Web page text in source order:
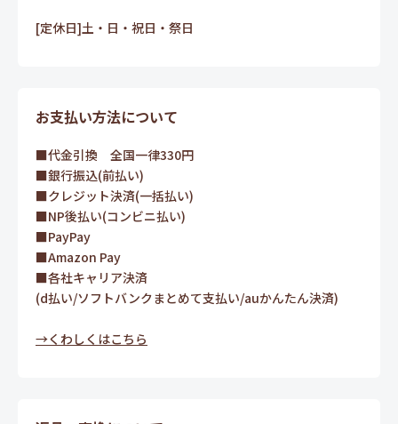
[定休日]土・日・祝日・祭日
お支払い方法について
■代金引換 全国一律330円
■銀行振込(前払い)
■クレジット決済(一括払い)
■NP後払い(コンビニ払い)
■PayPay
■Amazon Pay
■各社キャリア決済
(d払い/ソフトバンクまとめて支払い/auかんたん決済)
→くわしくはこちら